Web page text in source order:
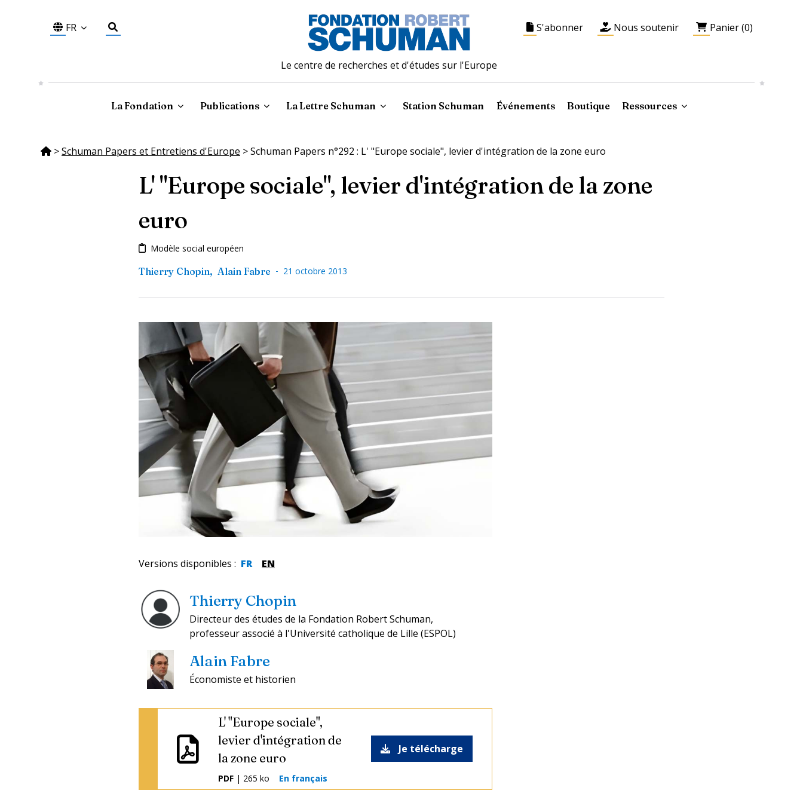
FR
Le centre de recherches et d'études sur l'Europe
S'abonner Nous soutenir Panier (0)
La Fondation Publications La Lettre Schuman Station Schuman Événements Boutique Ressources
>Schuman Papers et Entretiens d'Europe >Schuman Papers n°292 : L' "Europe sociale", levier d'intégration de la zone euro
L' "Europe sociale", levier d'intégration de la zone
euro
Modèle social européen
Thierry Chopin, Alain Fabre - 21 octobre 2013
Versions disponibles : FR EN
Thierry Chopin
Directeur des études de la Fondation Robert Schuman,
professeur associé à l'Université catholique de Lille (ESPOL)
Alain Fabre
Économiste et historien
L' "Europe sociale",
levier d'intégration de
la zone euro
PDF | 265 ko En français
Je télécharge